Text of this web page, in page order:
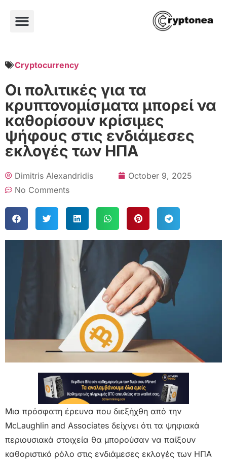
Cryptocurrency
Οι πολιτικές για τα
κρυπτονομίσματα μπορεί να
καθορίσουν κρίσιμες
ψήφους στις ενδιάμεσες
εκλογές των ΗΠΑ
Dimitris Alexandridis
October 9, 2025
No Comments
Μια πρόσφατη έρευνα που διεξήχθη από την
McLaughlin and Associates δείχνει ότι τα ψηφιακά
περιουσιακά στοιχεία θα μπορούσαν να παίξουν
καθοριστικό ρόλο στις ενδιάμεσες εκλογές των ΗΠΑ